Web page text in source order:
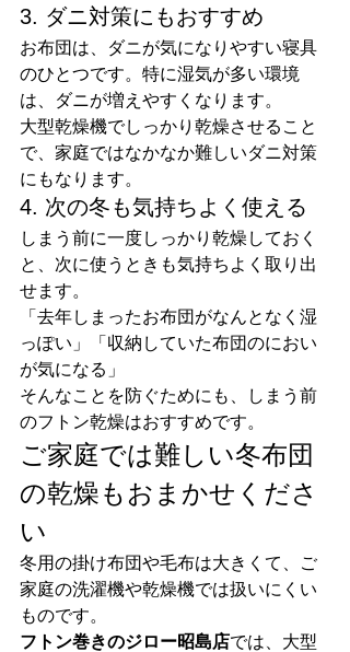
3. ダニ対策にもおすすめ
お布団は、ダニが気になりやすい寝具
のひとつです。特に湿気が多い環境
は、ダニが増えやすくなります。
大型乾燥機でしっかり乾燥させること
で、家庭ではなかなか難しいダニ対策
にもなります。
4. 次の冬も気持ちよく使える
しまう前に一度しっかり乾燥しておく
と、次に使うときも気持ちよく取り出
せます。
「去年しまったお布団がなんとなく湿
っぽい」「収納していた布団のにおい
が気になる」
そんなことを防ぐためにも、しまう前
のフトン乾燥はおすすめです。
ご家庭では難しい冬布団
の乾燥もおまかせくださ
い
冬用の掛け布団や毛布は大きくて、ご
家庭の洗濯機や乾燥機では扱いにくい
ものです。
フトン巻きのジロー昭島店では、大型